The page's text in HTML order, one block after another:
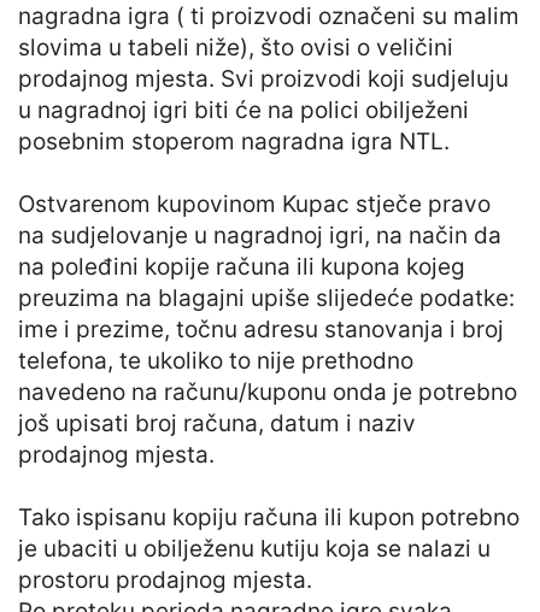
nagradna igra ( ti proizvodi označeni su malim
slovima u tabeli niže), što ovisi o veličini
prodajnog mjesta. Svi proizvodi koji sudjeluju
u nagradnoj igri biti će na polici obilježeni
posebnim stoperom nagradna igra NTL.
Ostvarenom kupovinom Kupac stječe pravo
na sudjelovanje u nagradnoj igri, na način da
na poleđini kopije računa ili kupona kojeg
preuzima na blagajni upiše slijedeće podatke:
ime i prezime, točnu adresu stanovanja i broj
telefona, te ukoliko to nije prethodno
navedeno na računu/kuponu onda je potrebno
još upisati broj računa, datum i naziv
prodajnog mjesta.
Tako ispisanu kopiju računa ili kupon potrebno
je ubaciti u obilježenu kutiju koja se nalazi u
prostoru prodajnog mjesta.